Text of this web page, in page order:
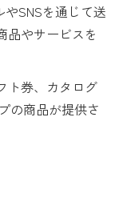
SNSを通じて送
品やサービスを
ト券、カタログ
の商品が提供さ